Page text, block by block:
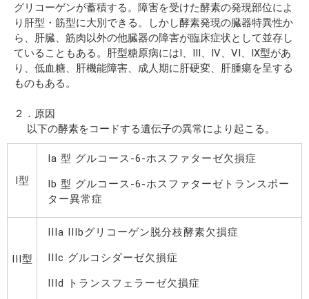
グリコーゲンが蓄積する。障害を受けた酵素の発現部位によ
り肝型・筋型に大別できる。しかし酵素発現の臓器特異性か
ら、肝臓、筋肉以外の他臓器の障害が臨床症状として並存し
ていることもある。肝型糖原病にはI、III、IV、VI、IX型があ
り、低血糖、肝機能障害、成人期に肝硬変、肝腫瘍を呈する
ものもある。
２．原因
以下の酵素をコードする遺伝子の異常により起こる。
I型
Ia 型 グルコース-6-ホスファターゼ欠損症
Ib 型 グルコース-6-ホスファターゼトランスポー
ター異常症
III型
IIIa IIIbグリコーゲン脱分枝酵素欠損症
IIIc グルコシダーゼ欠損症
IIId トランスフェラーゼ欠損症